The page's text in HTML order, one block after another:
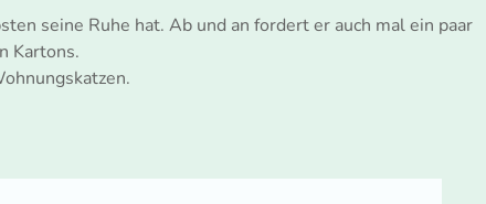
seine Ruhe hat. Ab und an fordert er auch mal ein paar
Kartons.